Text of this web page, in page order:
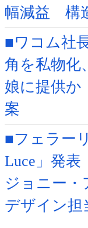
幅減益 構
■ワコム社
角を私物化
娘に提供
案
■フェラー
Luce」発
ジョニー・
デザイン担